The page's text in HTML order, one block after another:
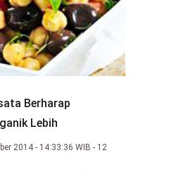
Berharap
Lebih
2014 - 14:33:36 WIB - 12